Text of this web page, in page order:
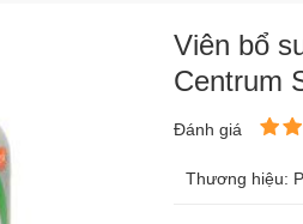
Viên bổ
Centrum
Đánh giá
Thương hiệu: